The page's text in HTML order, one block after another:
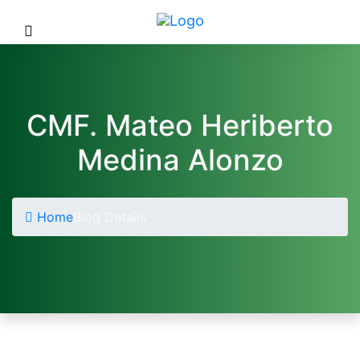
CMF. Mateo Heriberto
Medina Alonzo
Home